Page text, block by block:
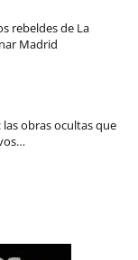
rebeldes de La
Madrid
las obras ocultas que